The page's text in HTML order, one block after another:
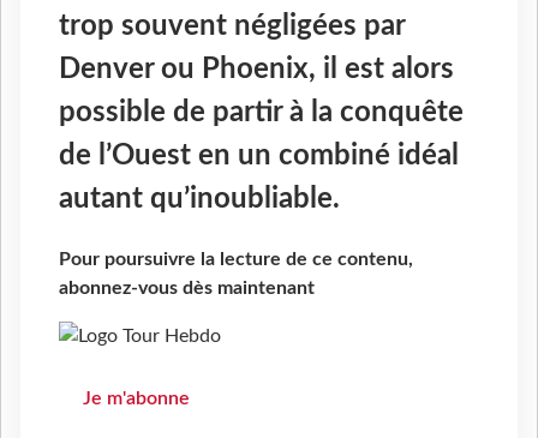
trop souvent négligées par
Denver ou Phoenix, il est alors
possible de partir à la conquête
de l’Ouest en un combiné idéal
autant qu’inoubliable.
Pour poursuivre la lecture de ce contenu,
abonnez-vous dès maintenant
Je m'abonne